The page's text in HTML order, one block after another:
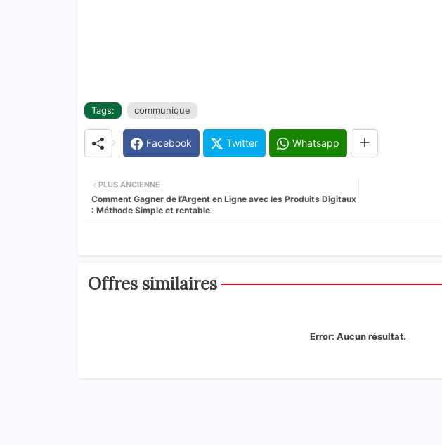
Tags: communique
Facebook Twitter Whatsapp
PLUS ANCIENNE
Comment Gagner de l’Argent en Ligne avec les Produits Digitaux
: Méthode Simple et rentable
Offres similaires
Error: Aucun résultat.